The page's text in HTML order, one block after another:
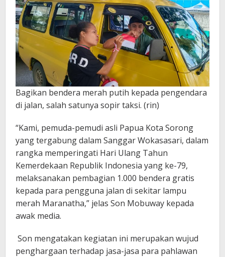
Bagikan bendera merah putih kepada pengendara
di jalan, salah satunya sopir taksi. (rin)
“Kami, pemuda-pemudi asli Papua Kota Sorong
yang tergabung dalam Sanggar Wokasasari, dalam
rangka memperingati Hari Ulang Tahun
Kemerdekaan Republik Indonesia yang ke-79,
melaksanakan pembagian 1.000 bendera gratis
kepada para pengguna jalan di sekitar lampu
merah Maranatha,” jelas Son Mobuway kepada
awak media.
Son mengatakan kegiatan ini merupakan wujud
penghargaan terhadap jasa-jasa para pahlawan